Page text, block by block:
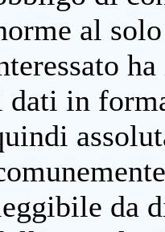
al
dati in
da